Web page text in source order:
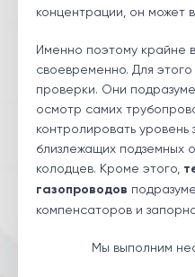
концентрации, он может
Именно поэтому крайне
своевременно. Для
проверки. Они
осмотр самих
контролировать уровень
близлежащих подземных
колодцев. Кроме этого,
газопроводов
компенсаторов и
Мы выполним